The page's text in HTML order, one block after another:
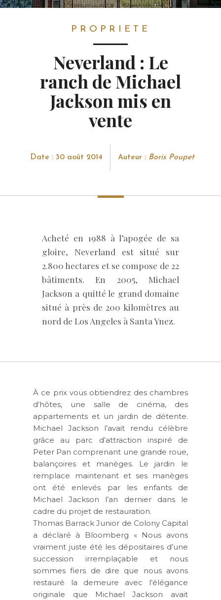
PROPRIETE
Neverland : Le
ranch de Michael
Jackson mis en
vente
Date : 30 août 2014 Auteur : Boris Poupet
Acheté en 1988 à l’apogée de sa
gloire, Neverland est situé sur
2.800 hectares et se compose de 22
bâtiments. En 2005, Michael
Jackson a quitté le grand domaine
situé à près de 200 kilomètres au
nord de Los Angeles à Santa Ynez.
À ce prix vous obtiendrez des chambres
d’hôtes, une salle de cinéma, des
appartements et un jardin de détente.
Michael Jackson l’avait rendu célèbre
grâce au parc d’attraction inspiré de
Peter Pan comprenant une grande roue,
balançoires et manèges. Le jardin le
remplace maintenant et ses manèges
ont été enlevés par les enfants de
Michael Jackson l’an dernier dans le
cadre du projet de restauration.
Thomas Barrack Junior de Colony Capital
a déclaré à Bloomberg « Nous avons
vraiment juste été les dépositaires d’une
succession irremplaçable et nous
sommes fiers de dire que nous avons
restauré la demeure avec l’élégance
originale que Michael Jackson avait